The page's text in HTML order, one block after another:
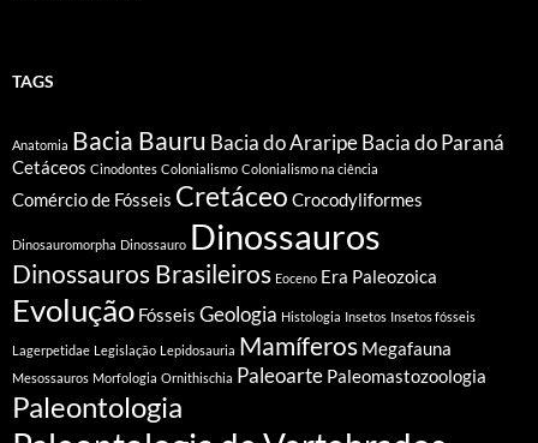
TAGS
Anatomia Bacia Bauru Bacia do AraripeBacia do Paraná
Cetáceos Cinodontes Colonialismo Colonialismo na ciência
Comércio de Fósseis Cretáceo Crocodyliformes
Dinosauromorpha Dinossauro Dinossauros
Dinossauros Brasileiros Eoceno Era Paleozoica
Evolução Fósseis Geologia Histologia Insetos Insetos fósseis
Lagerpetidae Legislação Lepidosauria Mamíferos Megafauna
Mesossauros Morfologia Ornithischia Paleoarte Paleomastozoologia
Paleontologia